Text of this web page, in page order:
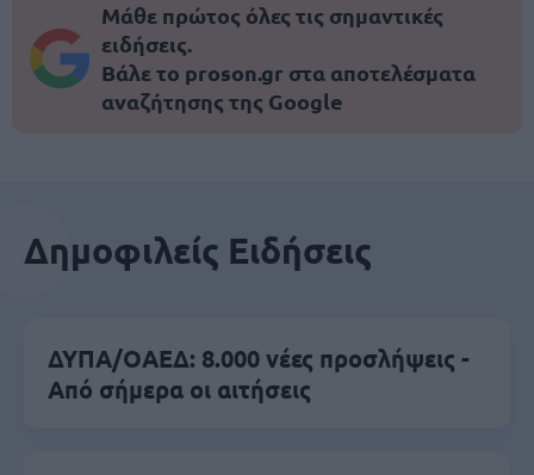
Μάθε πρώτος όλες τις σημαντικές
ειδήσεις.
Βάλε το proson.gr στα αποτελέσματα
αναζήτησης της Google
Δημοφιλείς Ειδήσεις
ΔΥΠΑ/ΟΑΕΔ: 8.000 νέες προσλήψεις -
Από σήμερα οι αιτήσεις